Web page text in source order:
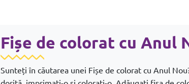
Fișe de colorat cu Anul
Sunteți în căutarea unei Fișe de colorat cu Anul